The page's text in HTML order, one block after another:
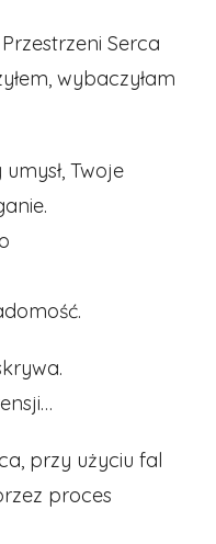
Serca
wybaczyłam
Twoje
przy użyciu fal
proces